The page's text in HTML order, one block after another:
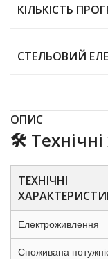
КІЛЬКІСТЬ
СТЕЛЬОВИЙ
ОПИС
🛠️
ТЕХНІЧНІ
Електроживлення
Споживана